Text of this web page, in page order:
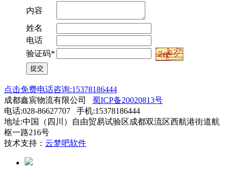
内容
姓名
电话
验证码*
点击免费电话咨询:15378186444
成都鑫宸物流有限公司 蜀ICP备20020813号
电话:028-86627707 手机:15378186444
地址:中国（四川）自由贸易试验区成都双流区西航港街道航
枢一路216号
技术支持： 云梦吧软件